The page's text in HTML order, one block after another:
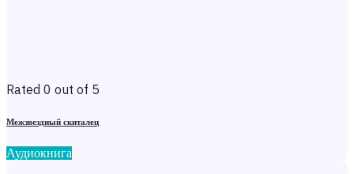
Rated 0 out of 5
Межзвездный скиталец
Аудиокнига